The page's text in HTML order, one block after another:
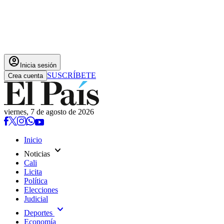
account_circle Inicia sesión
Crea cuenta SUSCRÍBETE
viernes, 7 de agosto de 2026
Inicio
Noticias expand_more
Cali
Licita
Política
Elecciones
Judicial
Deportes expand_more
Economía